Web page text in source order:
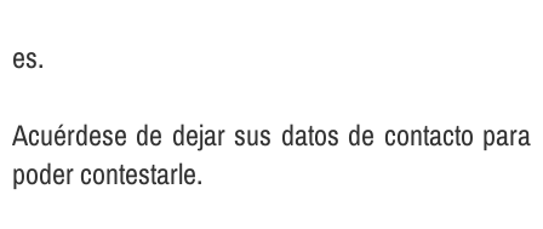
es.
Acuérdese de dejar sus datos de contacto para
poder contestarle.